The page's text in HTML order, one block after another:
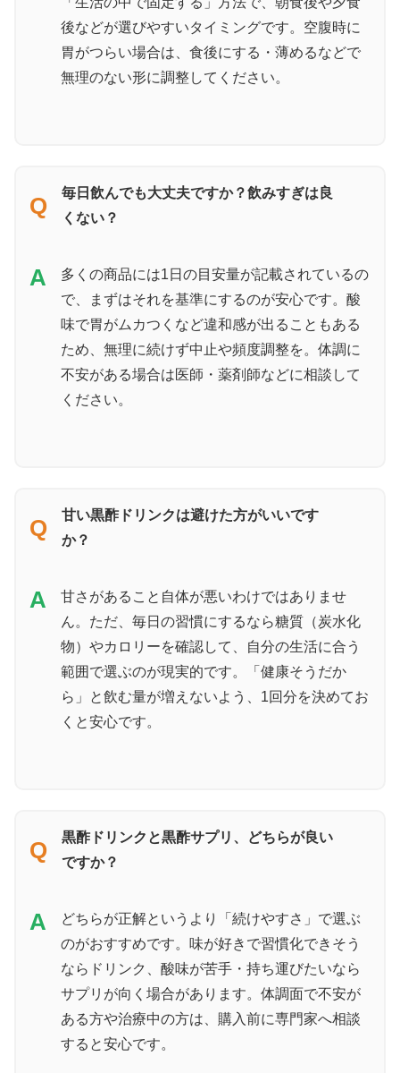
後などが選びやすいタイミングです。空腹時に
胃がつらい場合は、食後にする・薄めるなどで
無理のない形に調整してください。
Q
毎日飲んでも大丈夫ですか？飲みすぎは良
くない？
A
多くの商品には1日の目安量が記載されているの
で、まずはそれを基準にするのが安心です。酸
味で胃がムカつくなど違和感が出ることもある
ため、無理に続けず中止や頻度調整を。体調に
不安がある場合は医師・薬剤師などに相談して
ください。
Q
甘い黒酢ドリンクは避けた方がいいです
か？
A
甘さがあること自体が悪いわけではありませ
ん。ただ、毎日の習慣にするなら糖質（炭水化
物）やカロリーを確認して、自分の生活に合う
範囲で選ぶのが現実的です。「健康そうだか
ら」と飲む量が増えないよう、1回分を決めてお
くと安心です。
Q
黒酢ドリンクと黒酢サプリ、どちらが良い
ですか？
A
どちらが正解というより「続けやすさ」で選ぶ
のがおすすめです。味が好きで習慣化できそう
ならドリンク、酸味が苦手・持ち運びたいなら
サプリが向く場合があります。体調面で不安が
ある方や治療中の方は、購入前に専門家へ相談
すると安心です。